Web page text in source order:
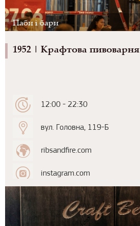
Паби і бари
1952 | Крафтова пивоварня
12:00 - 22:30
вул. Головна, 119-Б
ribsandfire.com
instagram.com